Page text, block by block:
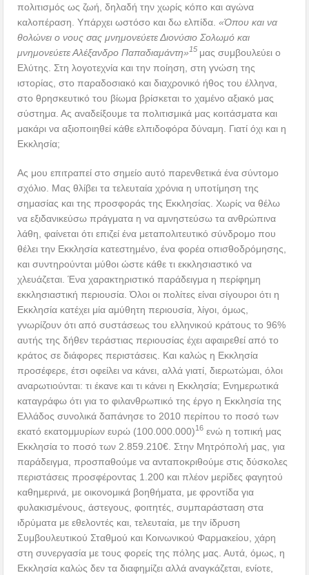
πολιτισμός ως ζωή, δηλαδή την χωρίς κόπο και αγώνα
καλοπέραση. Υπάρχει ωστόσο και δω ελπίδα.«Όπου και να
θολώνει ο νους σας μνημονεύετε Διονύσιο Σολωμό και
μνημονεύετε Αλέξανδρο Παπαδιαμάντη»15 μας συμβουλεύει ο
Ελύτης. Στη λογοτεχνία και την ποίηση, στη γνώση της
ιστορίας, στο παραδοσιακό και διαχρονικό ήθος του έλληνα,
στο θρησκευτικό του βίωμα βρίσκεται το χαμένο αξιακό μας
σύστημα. Ας αναδείξουμε τα πολιτισμικά μας κοιτάσματα και
μακάρι να αξιοποιηθεί κάθε ελπιδοφόρα δύναμη. Γιατί όχι και η
Εκκλησία;
Ας μου επιτραπεί στο σημείο αυτό παρενθετικά ένα σύντομο
σχόλιο. Μας θλίβει τα τελευταία χρόνια η υποτίμηση της
σημασίας και της προσφοράς της Εκκλησίας. Χωρίς να θέλω
να εξιδανικεύσω πράγματα η να αμνηστεύσω τα ανθρώπινα
λάθη, φαίνεται ότι επιζεί ένα μεταπολιτευτικό σύνδρομο που
θέλει την Εκκλησία κατεστημένο, ένα φορέα οπισθοδρόμησης,
και συντηρούνται μύθοι ώστε κάθε τι εκκλησιαστικό να
χλευάζεται. Ένα χαρακτηριστικό παράδειγμα η περίφημη
εκκλησιαστική περιουσία. Όλοι οι πολίτες είναι σίγουροι ότι η
Εκκλησία κατέχει μία αμύθητη περιουσία, λίγοι, όμως,
γνωρίζουν ότι από συστάσεως του ελληνικού κράτους το 96%
αυτής της δήθεν τεράστιας περιουσίας έχει αφαιρεθεί από το
κράτος σε διάφορες περιστάσεις. Και καλώς η Εκκλησία
προσέφερε, έτσι οφείλει να κάνει, αλλά γιατί, διερωτώμαι, όλοι
αναρωτιούνται: τι έκανε και τι κάνει η Εκκλησία; Ενημερωτικά
καταγράφω ότι για το φιλανθρωπικό της έργο η Εκκλησία της
Ελλάδος συνολικά δαπάνησε το 2010 περίπου το ποσό των
εκατό εκατομμυρίων ευρώ (100.000.000)16 ενώ η τοπική μας
Εκκλησία το ποσό των 2.859.210€. Στην Μητρόπολή μας, για
παράδειγμα, προσπαθούμε να ανταποκριθούμε στις δύσκολες
περιστάσεις προσφέροντας 1.200 και πλέον μερίδες φαγητού
καθημερινά, με οικονομικά βοηθήματα, με φροντίδα για
φυλακισμένους, άστεγους, φοιτητές, συμπαράσταση στα
ιδρύματα με εθελοντές και, τελευταία, με την ίδρυση
Συμβουλευτικού Σταθμού και Κοινωνικού Φαρμακείου, χάρη
στη συνεργασία με τους φορείς της πόλης μας. Αυτά, όμως, η
Εκκλησία καλώς δεν τα διαφημίζει αλλά αναγκάζεται, ενίοτε,